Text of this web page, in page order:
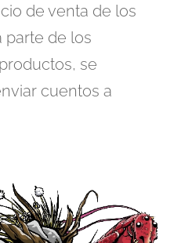
de venta de los
parte de los
se
cuentos a